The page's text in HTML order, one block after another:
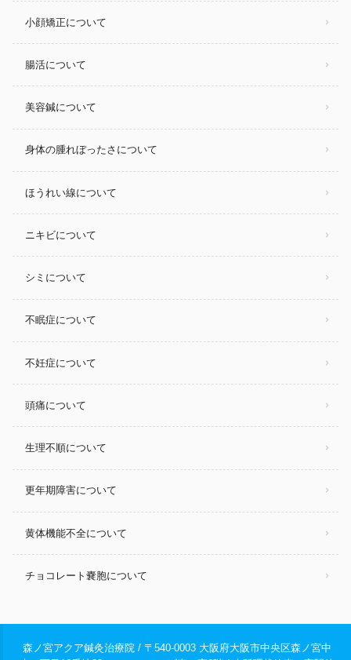
小顔矯正について
腸活について
美容鍼について
身体の腫れぼったさについて
ほうれい線について
ニキビについて
シミについて
不眠症について
不妊症について
頭痛について
生理不順について
更年期障害について
黄体機能不全について
チョコレート嚢胞について
森ノ宮アクア鍼灸治療院 / 〒540-0003 大阪府大阪市中央区森ノ宮中